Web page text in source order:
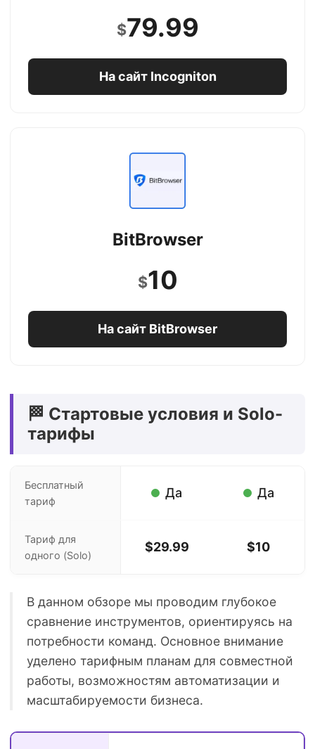
$79.99
На сайт Incogniton
BitBrowser
$10
На сайт BitBrowser
🏁 Стартовые условия и Solo-
тарифы
Бесплатный
тариф
Да Да
Тариф для
одного (Solo)
$29.99 $10
В данном обзоре мы проводим глубокое
сравнение инструментов, ориентируясь на
потребности команд. Основное внимание
уделено тарифным планам для совместной
работы, возможностям автоматизации и
масштабируемости бизнеса.